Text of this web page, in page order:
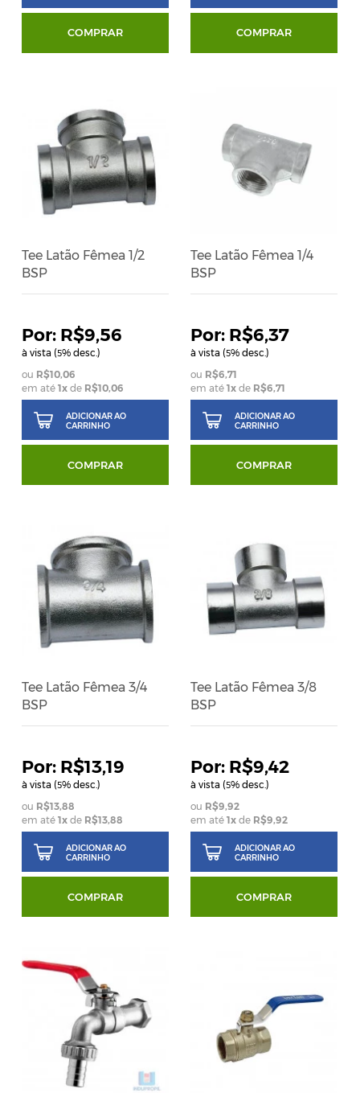
COMPRAR COMPRAR
Tee Latão Fêmea 1/2
BSP
R$9,56
à vista (5% desc.)
R$10,06
em até1x de R$10,06
ADICIONAR AO
CARRINHO
COMPRAR
Tee Latão Fêmea 1/4
BSP
R$6,37
à vista (5% desc.)
R$6,71
em até 1xde R$6,71
ADICIONAR AO
CARRINHO
COMPRAR
Tee Latão Fêmea 3/4
BSP
R$13,19
à vista (5% desc.)
R$13,88
em até1x de R$13,88
ADICIONAR AO
CARRINHO
COMPRAR
Tee Latão Fêmea 3/8
BSP
R$9,42
à vista (5% desc.)
R$9,92
em até 1xde R$9,92
ADICIONAR AO
CARRINHO
COMPRAR